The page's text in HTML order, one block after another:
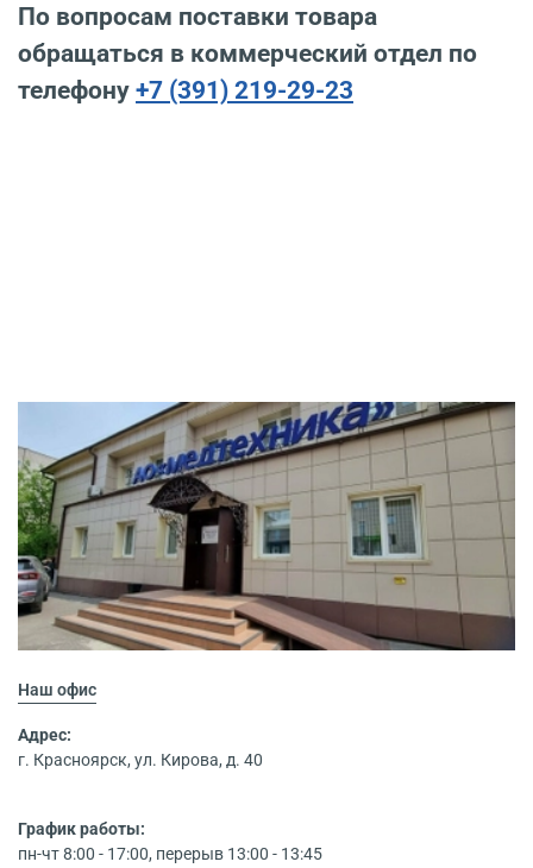
По вопросам поставки товара
обращаться в коммерческий отдел по
телефону +7 (391) 219-29-23
Наш офис
Адрес:
г. Красноярск, ул. Кирова, д. 40
График работы:
пн-чт 8:00 - 17:00, перерыв 13:00 - 13:45